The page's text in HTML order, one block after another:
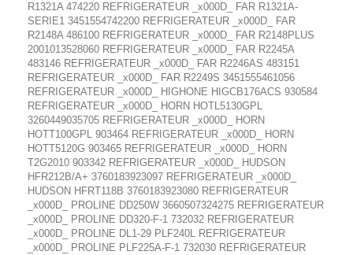
R1321A 474220 REFRIGERATEUR _x000D_ FAR R1321A-
SERIE1 3451554742200 REFRIGERATEUR _x000D_ FAR
R2148A 486100 REFRIGERATEUR _x000D_ FAR R2148PLUS
2001013528060 REFRIGERATEUR _x000D_ FAR R2245A
483146 REFRIGERATEUR _x000D_ FAR R2246AS 483151
REFRIGERATEUR _x000D_ FAR R2249S 3451555461056
REFRIGERATEUR _x000D_ HIGHONE HIGCB176ACS 930584
REFRIGERATEUR _x000D_ HORN HOTL5130GPL
3260449035705 REFRIGERATEUR _x000D_ HORN
HOTT100GPL 903464 REFRIGERATEUR _x000D_ HORN
HOTT5120G 903465 REFRIGERATEUR _x000D_ HORN
T2G2010 903342 REFRIGERATEUR _x000D_ HUDSON
HFR212B/A+ 3760183923097 REFRIGERATEUR _x000D_
HUDSON HFRT118B 3760183923080 REFRIGERATEUR
_x000D_ PROLINE DD250W 3660507324275 REFRIGERATEUR
_x000D_ PROLINE DD320-F-1 732032 REFRIGERATEUR
_x000D_ PROLINE DL1-29 PLF240L REFRIGERATEUR
_x000D_ PROLINE PLF225A-F-1 732030 REFRIGERATEUR